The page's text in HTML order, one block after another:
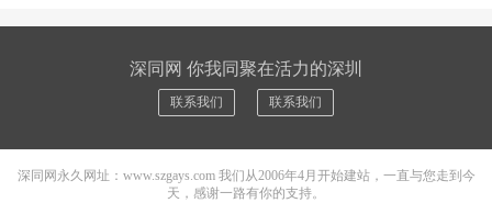
深同网 你我同聚在活力的深圳
联系我们 联系我们
深同网永久网址：www.szgays.com 我们从2006年4月开始建站，一直与您走到今
天，感谢一路有你的支持。